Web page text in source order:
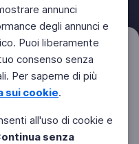
annunci
degli annunci e
Puoi liberamente
consenso senza
Per saperne di più
sui cookie.
all'uso di cookie e
senza
Azzera